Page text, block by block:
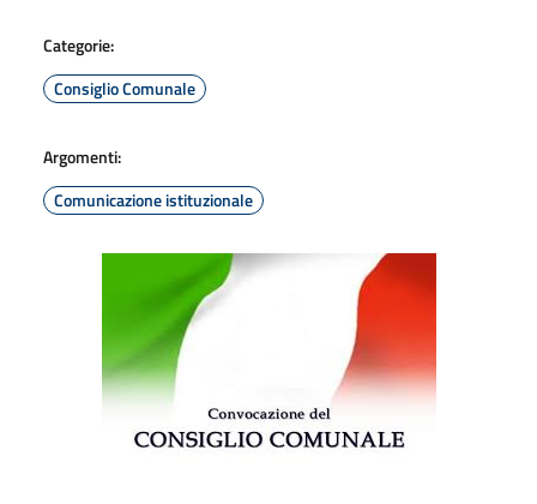
Categorie:
Consiglio Comunale
Argomenti:
Comunicazione istituzionale